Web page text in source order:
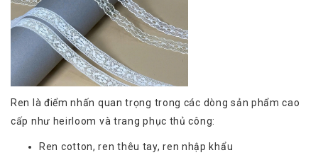
Ren là điểm nhấn quan trọng trong các dòng sản phẩm cao
cấp như heirloom và trang phục thủ công:
Ren cotton, ren thêu tay, ren nhập khẩu